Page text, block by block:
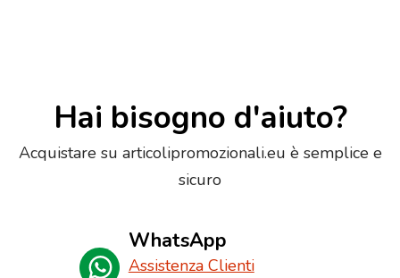
Hai bisogno d'aiuto?
Acquistare su articolipromozionali.eu è semplice e
sicuro
WhatsApp
Assistenza Clienti